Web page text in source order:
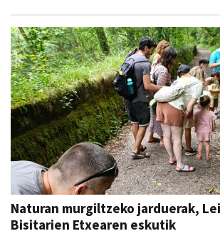
Naturan murgiltzeko jarduerak,
Bisitarien Etxearen eskutik